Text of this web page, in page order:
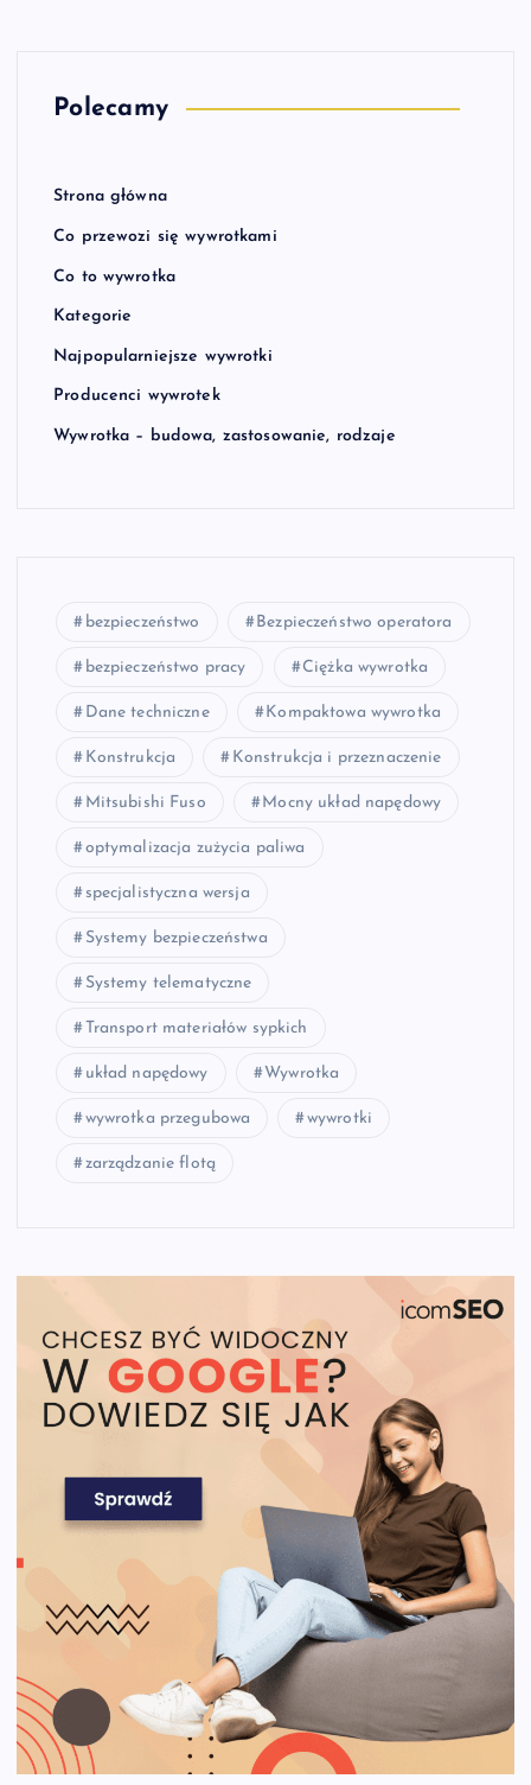
Polecamy
Strona główna
Co przewozi się wywrotkami
Co to wywrotka
Kategorie
Najpopularniejsze wywrotki
Producenci wywrotek
Wywrotka – budowa, zastosowanie, rodzaje
bezpieczeństwo Bezpieczeństwo operatora
bezpieczeństwo pracy Ciężka wywrotka
Dane techniczne Kompaktowa wywrotka
Konstrukcja Konstrukcja i przeznaczenie
Mitsubishi Fuso Mocny układ napędowy
optymalizacja zużycia paliwa
specjalistyczna wersja
Systemy bezpieczeństwa
Systemy telematyczne
Transport materiałów sypkich
układ napędowy Wywrotka
wywrotka przegubowa wywrotki
zarządzanie flotą